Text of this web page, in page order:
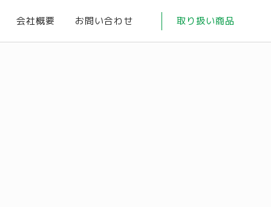
会社概要 お問い合わせ 取り扱い商品